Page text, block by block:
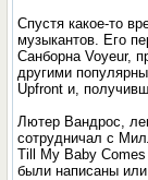
Спустя какое-то
музыкантов. Его
Санборна Voyeur,
другими
Upfront и,
Лютер Вандрос,
сотрудничал с
Till My Baby
были написаны